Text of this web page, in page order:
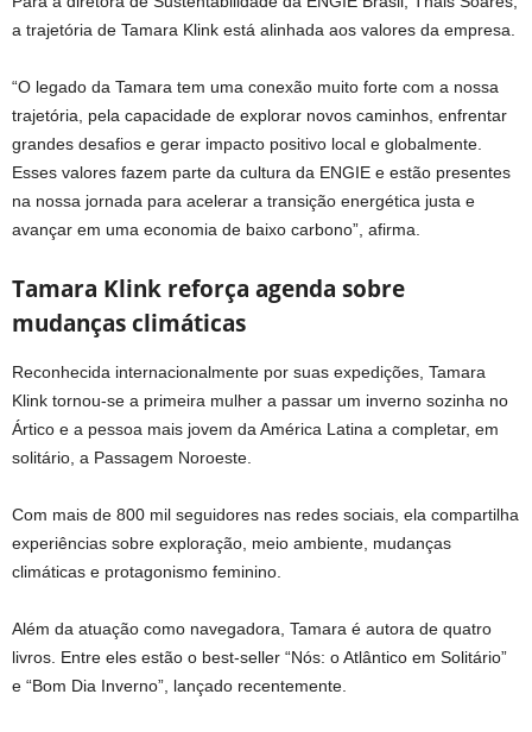
a trajetória de Tamara Klink está alinhada aos valores da empresa.
“O legado da Tamara tem uma conexão muito forte com a nossa
trajetória, pela capacidade de explorar novos caminhos, enfrentar
grandes desafios e gerar impacto positivo local e globalmente.
Esses valores fazem parte da cultura da ENGIE e estão presentes
na nossa jornada para acelerar a transição energética justa e
avançar em uma economia de baixo carbono”, afirma.
Tamara Klink reforça agenda sobre
mudanças climáticas
Reconhecida internacionalmente por suas expedições, Tamara
Klink tornou-se a primeira mulher a passar um inverno sozinha no
Ártico e a pessoa mais jovem da América Latina a completar, em
solitário, a Passagem Noroeste.
Com mais de 800 mil seguidores nas redes sociais, ela compartilha
experiências sobre exploração, meio ambiente, mudanças
climáticas e protagonismo feminino.
Além da atuação como navegadora, Tamara é autora de quatro
livros. Entre eles estão o best-seller “Nós: o Atlântico em Solitário”
e “Bom Dia Inverno”, lançado recentemente.